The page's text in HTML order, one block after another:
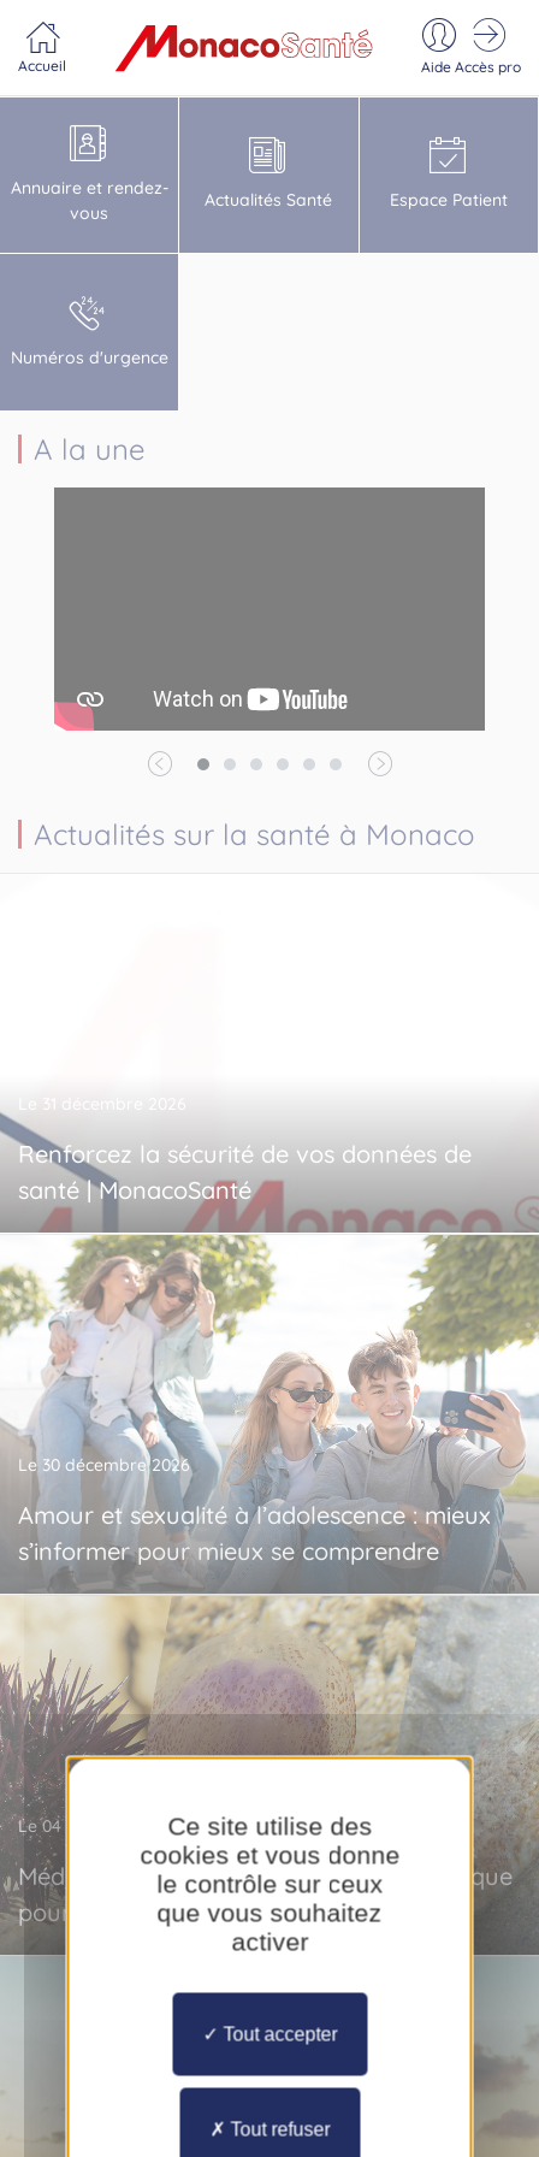
Accueil Aide Accès pro
Annuaire et rendez-
vous
Actualités Santé Espace Patient
Numéros d'urgence
A la une
Actualités sur la santé à Monaco
Le 31 décembre 2026
Renforcez la sécurité de vos données de
santé | MonacoSanté
Le 30 décembre 2026
Amour et sexualité à l’adolescence : mieux
s’informer pour mieux se comprendre
Le 04 août 2026
Méduses, oursins, vives : petit guide pratique
pour soigner les blessures
Ce site utilise des
cookies et vous donne
le contrôle sur ceux
que vous souhaitez
activer
Tout accepter
Tout refuser